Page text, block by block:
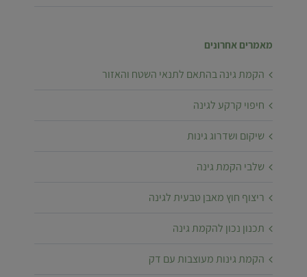
מאמרים אחרונים
הקמת גינה בהתאם לתנאי השטח והאזור
חיפוי קרקע לגינה
שיקום ושדרוג גינות
שלבי הקמת גינה
ריצוף חוץ מאבן טבעית לגינה
תכנון נכון להקמת גינה
הקמת גינות מעוצבות עם דק